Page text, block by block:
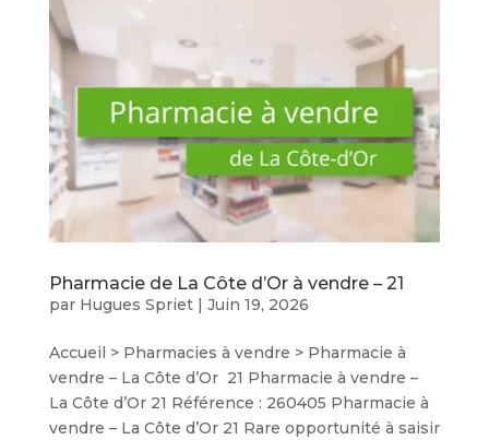
Pharmacie de La Côte d’Or à vendre – 21
par Hugues Spriet| Juin 19, 2026
Accueil > Pharmacies à vendre > Pharmacie à
vendre – La Côte d’Or 21 Pharmacie à vendre –
La Côte d’Or 21 Référence : 260405 Pharmacie à
vendre – La Côte d’Or 21 Rare opportunité à saisir